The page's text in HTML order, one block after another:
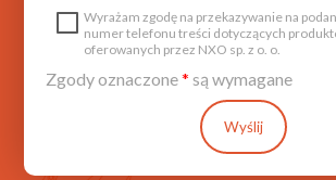
Wyrażam zgodę na przekazywanie na
numer telefonu treści dotyczących
oferowanych przez NXO sp. z o. o.
Zgody oznaczone* są wymagane
Wyślij